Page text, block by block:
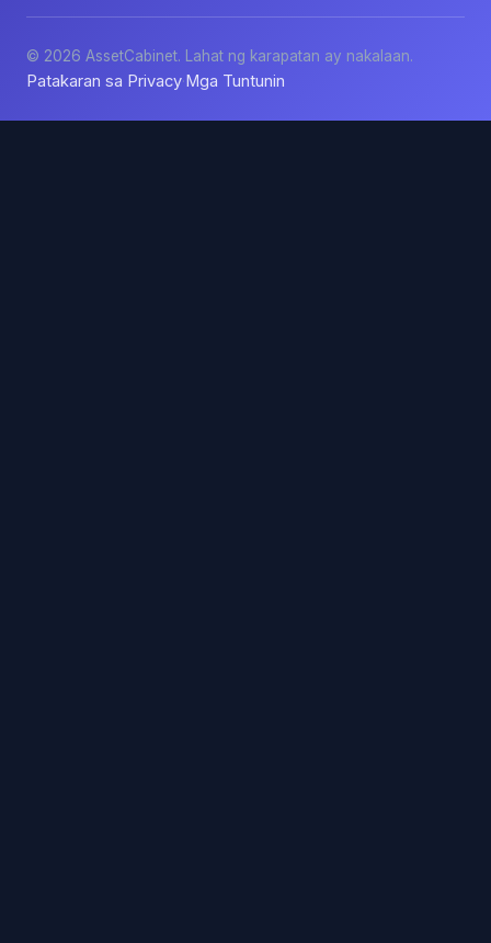
© 2026 AssetCabinet. Lahat ng karapatan ay nakalaan.
Patakaran sa Privacy·Mga Tuntunin